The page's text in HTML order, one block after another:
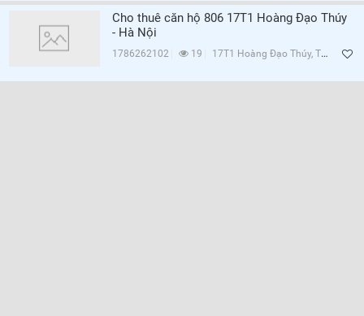
Cho thuê căn hộ 806 17T1 Hoàng Đạo Thúy
- Hà Nội
1786262102 19 17T1 Hoàng Đạo Thúy, Trung Hòa, Q.Cầu Giấy, Hà Nội